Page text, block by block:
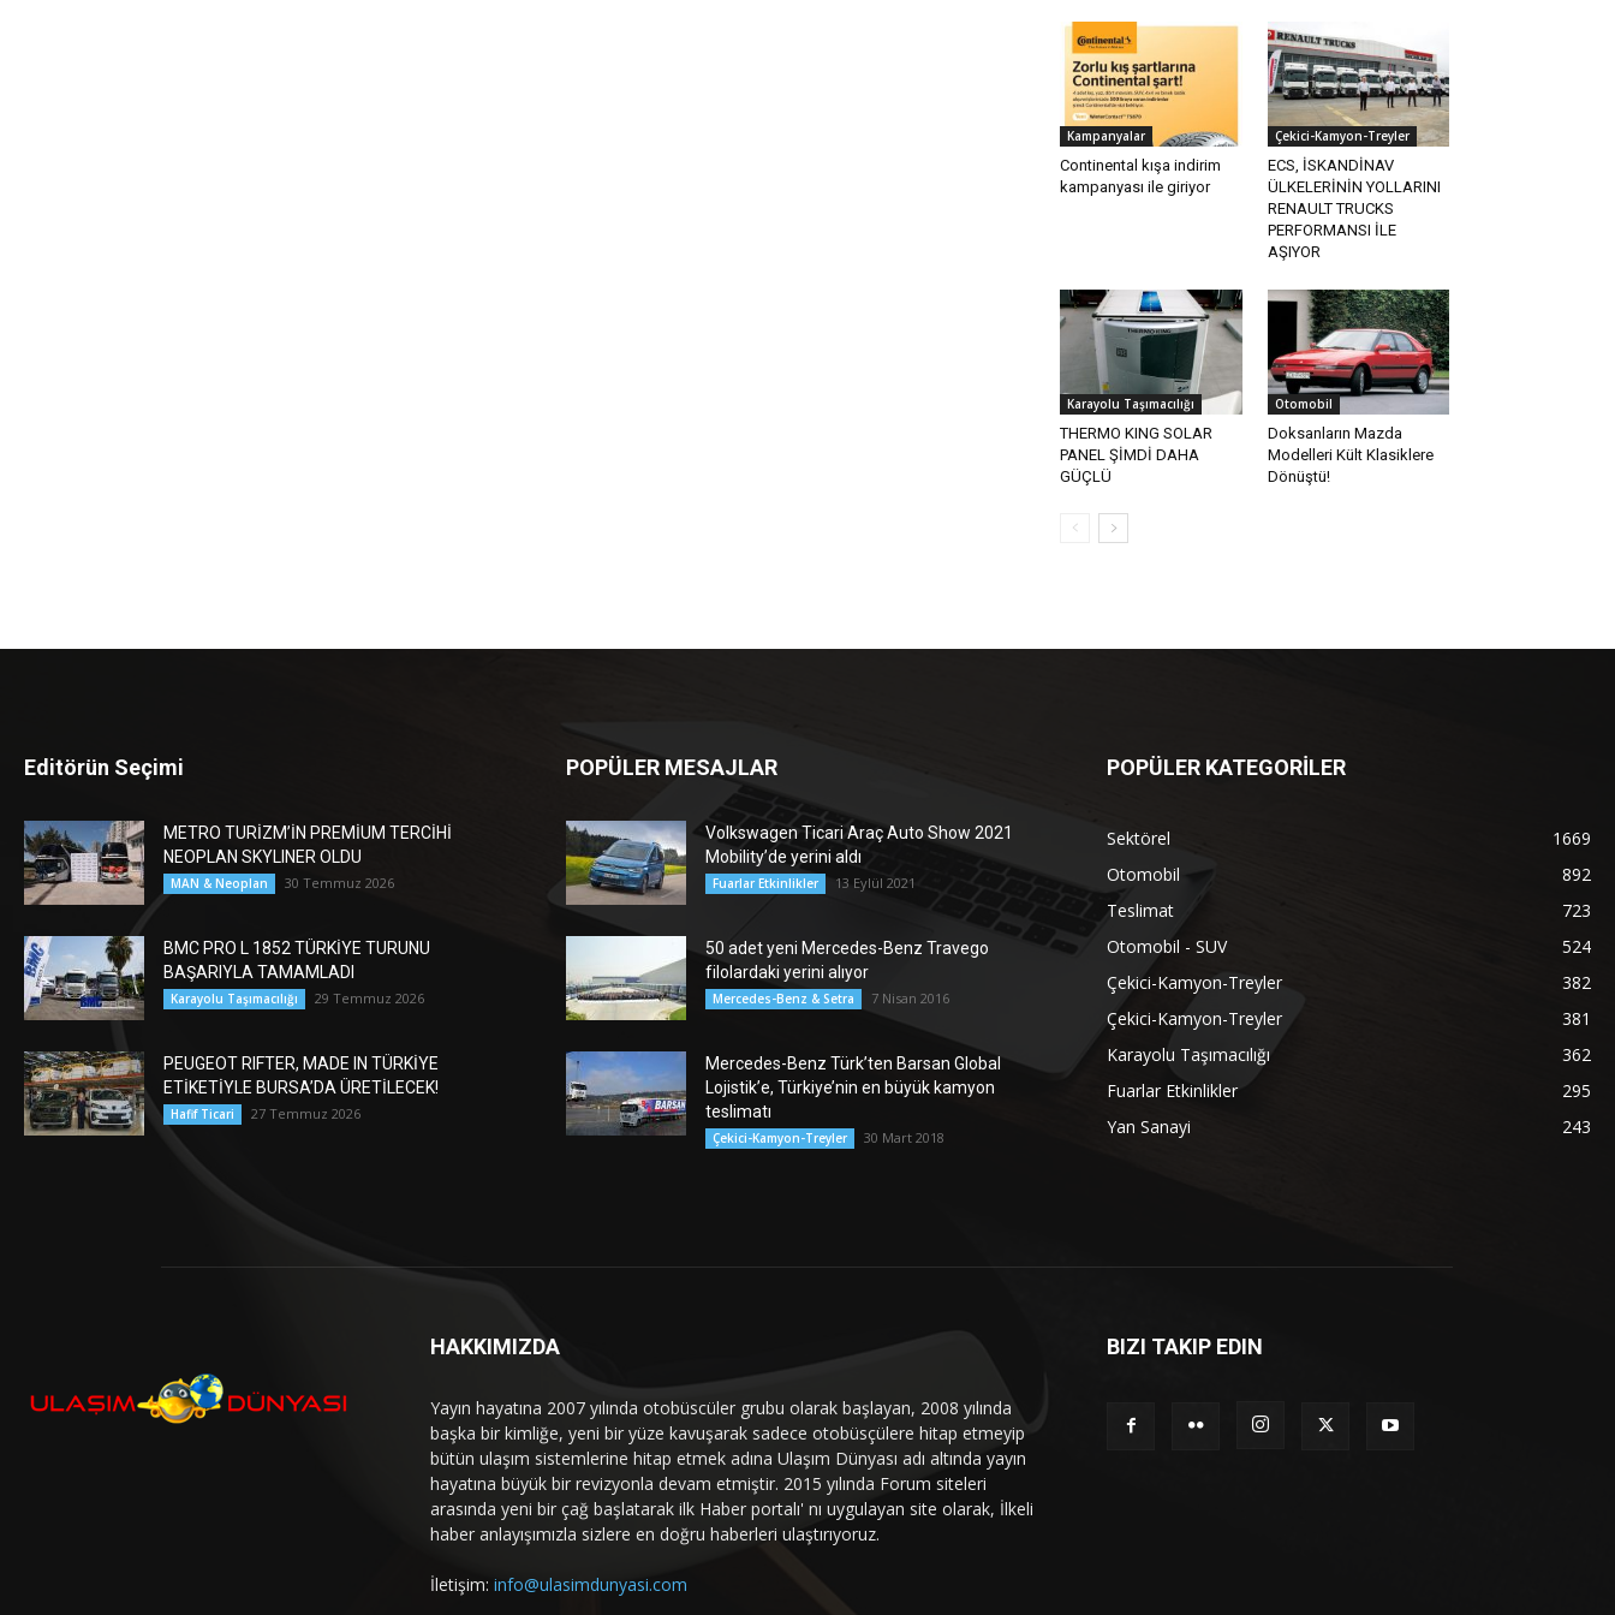
Kampanyalar
Continental kışa indirim
kampanyası ile giriyor
Çekici-Kamyon-Treyler
ECS, İSKANDİNAV
ÜLKELERİNİN YOLLARINI
RENAULT TRUCKS
PERFORMANSI İLE
AŞIYOR
Karayolu Taşımacılığı
THERMO KING SOLAR
PANEL ŞİMDİ DAHA
GÜÇLÜ
Otomobil
Doksanların Mazda
Modelleri Kült Klasiklere
Dönüştü!
Editörün Seçimi
METRO TURİZM’İN PREMİUM TERCİHİ
NEOPLAN SKYLINER OLDU
MAN & Neoplan 30 Temmuz 2026
BMC PRO L 1852 TÜRKİYE TURUNU
BAŞARIYLA TAMAMLADI
Karayolu Taşımacılığı 29 Temmuz 2026
PEUGEOT RIFTER, MADE IN TÜRKİYE
ETİKETİYLE BURSA’DA ÜRETİLECEK!
Hafif Ticari 27 Temmuz 2026
POPÜLER MESAJLAR
Volkswagen Ticari Araç Auto Show 2021
Mobility’de yerini aldı
Fuarlar Etkinlikler 13 Eylül 2021
50 adet yeni Mercedes-Benz Travego
filolardaki yerini alıyor
Mercedes-Benz & Setra 7 Nisan 2016
Mercedes-Benz Türk’ten Barsan Global
Lojistik’e, Türkiye’nin en büyük kamyon
teslimatı
Çekici-Kamyon-Treyler 30 Mart 2018
POPÜLER KATEGORİLER
Sektörel
1669
Otomobil
892
Teslimat
723
Otomobil - SUV
524
Çekici-Kamyon-Treyler
382
Çekici-Kamyon-Treyler
381
Karayolu Taşımacılığı
362
Fuarlar Etkinlikler
295
Yan Sanayi
243
HAKKIMIZDA
Yayın hayatına 2007 yılında otobüscüler grubu olarak başlayan, 2008 yılında
başka bir kimliğe, yeni bir yüze kavuşarak sadece otobüsçülere hitap etmeyip
bütün ulaşım sistemlerine hitap etmek adına Ulaşım Dünyası adı altında yayın
hayatına büyük bir revizyonla devam etmiştir. 2015 yılında Forum siteleri
arasında yeni bir çağ başlatarak ilk Haber portalı' nı uygulayan site olarak, İlkeli
haber anlayışımızla sizlere en doğru haberleri ulaştırıyoruz.
İletişim: info@ulasimdunyasi.com
BIZI TAKIP EDIN